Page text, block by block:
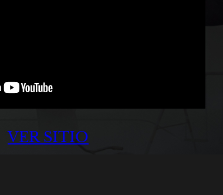
VER SITIO